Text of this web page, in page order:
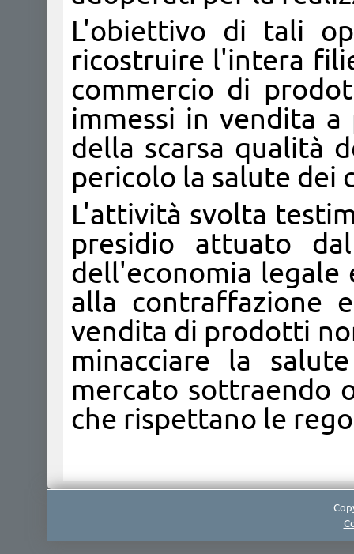
L'obiettivo di tali
ricostruire l'intera
commercio di
immessi in vendita
della scarsa qualità
pericolo la salute dei
L'attività svolta
presidio attuato
dell'economia legale
alla contraffazione
vendita di prodotti
minacciare la
mercato sottraendo
che rispettano le